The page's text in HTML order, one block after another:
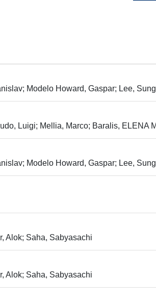
Modelo Howard, Gaspar; Lee,
Luigi; Mellia, Marco; Baralis, ELENA
Modelo Howard, Gaspar; Lee,
Alok; Saha, Sabyasachi
Alok; Saha, Sabyasachi